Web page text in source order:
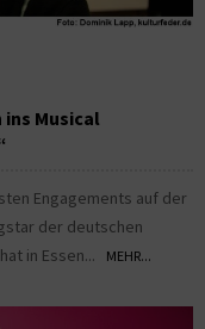
Musical
Engagements auf der
der deutschen
in Essen...
MEHR...